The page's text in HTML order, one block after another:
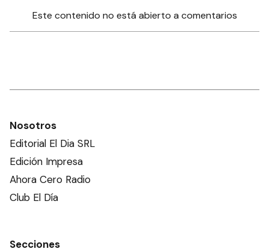
Este contenido no está abierto a comentarios
Nosotros
Editorial El Dia SRL
Edición Impresa
Ahora Cero Radio
Club El Día
Secciones